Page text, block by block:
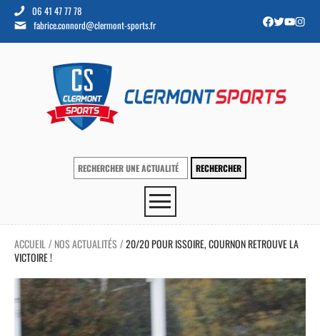
06 41 47 77 78
fabrice.connord@clermont-sports.fr
ACCUEIL / NOS ACTUALITÉS /20/20 POUR ISSOIRE, COURNON RETROUVE LA
VICTOIRE !